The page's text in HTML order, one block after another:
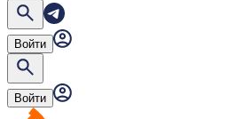
Войти
Войти